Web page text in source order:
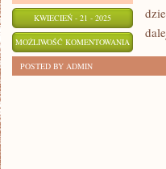
KWIECIEŃ - 21 - 2025
MOŻLIWOŚĆ KOMENTOWANIA
ZOSTAŁA WYŁĄCZONA
POSTED BY ADMIN